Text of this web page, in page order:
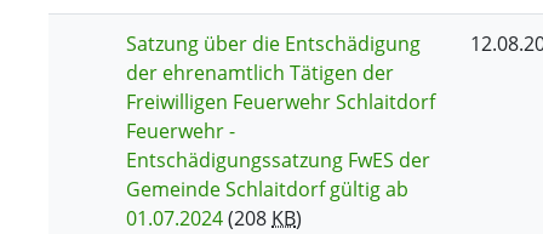
Satzung über die Entschädigung
der ehrenamtlich Tätigen der
Freiwilligen Feuerwehr Schlaitdorf
Feuerwehr -
Entschädigungssatzung FwES der
Gemeinde Schlaitdorf gültig ab
01.07.2024(208KB)